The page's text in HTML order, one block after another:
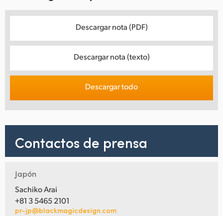
Descargar nota (PDF)
Descargar nota (texto)
Descargar todo
Contactos de prensa
Japón
Sachiko Arai
+81 3 5465 2101
pr-jp@blackmagicdesign.com